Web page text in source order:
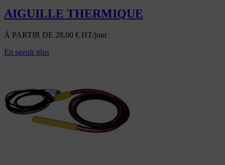
AIGUILLE THERMIQUE
À PARTIR DE 28,00 € HT/jour
En savoir plus